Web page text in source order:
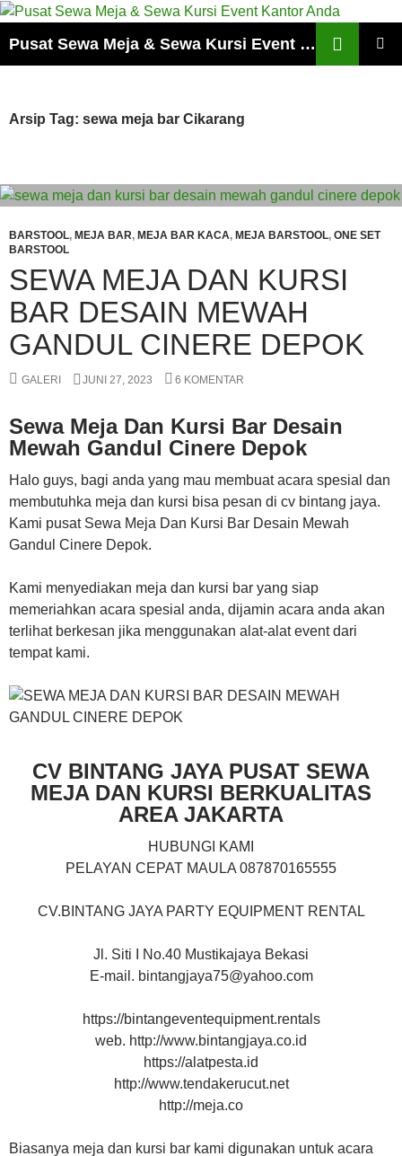
Pusat Sewa Meja & Sewa Kursi Event Kantor Anda
Arsip Tag: sewa meja bar Cikarang
BARSTOOL, MEJA BAR, MEJA BAR KACA, MEJA BARSTOOL, ONE SET
BARSTOOL
SEWA MEJA DAN KURSI
BAR DESAIN MEWAH
GANDUL CINERE DEPOK
GALERI JUNI 27, 2023 6 KOMENTAR
Sewa Meja Dan Kursi Bar Desain
Mewah Gandul Cinere Depok
Halo guys, bagi anda yang mau membuat acara spesial dan
membutuhka meja dan kursi bisa pesan di cv bintang jaya.
Kami pusat Sewa Meja Dan Kursi Bar Desain Mewah
Gandul Cinere Depok.
Kami menyediakan meja dan kursi bar yang siap
memeriahkan acara spesial anda, dijamin acara anda akan
terlihat berkesan jika menggunakan alat-alat event dari
tempat kami.
CV BINTANG JAYA PUSAT SEWA
MEJA DAN KURSI BERKUALITAS
AREA JAKARTA
HUBUNGI KAMI
PELAYAN CEPAT MAULA 087870165555
CV.BINTANG JAYA PARTY EQUIPMENT RENTAL
Jl. Siti I No.40 Mustikajaya Bekasi
E-mail. bintangjaya75@yahoo.com
https://bintangeventequipment.rentals
web. http://www.bintangjaya.co.id
https://alatpesta.id
http://www.tendakerucut.net
http://meja.co
Biasanya meja dan kursi bar kami digunakan untuk acara